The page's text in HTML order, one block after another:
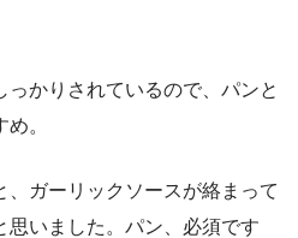
っかりされているので、パンと
。
ガーリックソースが絡まって
思いました。パン、必須です